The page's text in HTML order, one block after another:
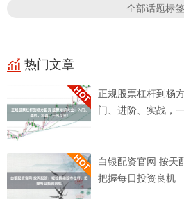
全部话题标签
热门文章
正规股票杠杆到杨
门、进阶、实战，
白银配资官网 按天
把握每日投资良机